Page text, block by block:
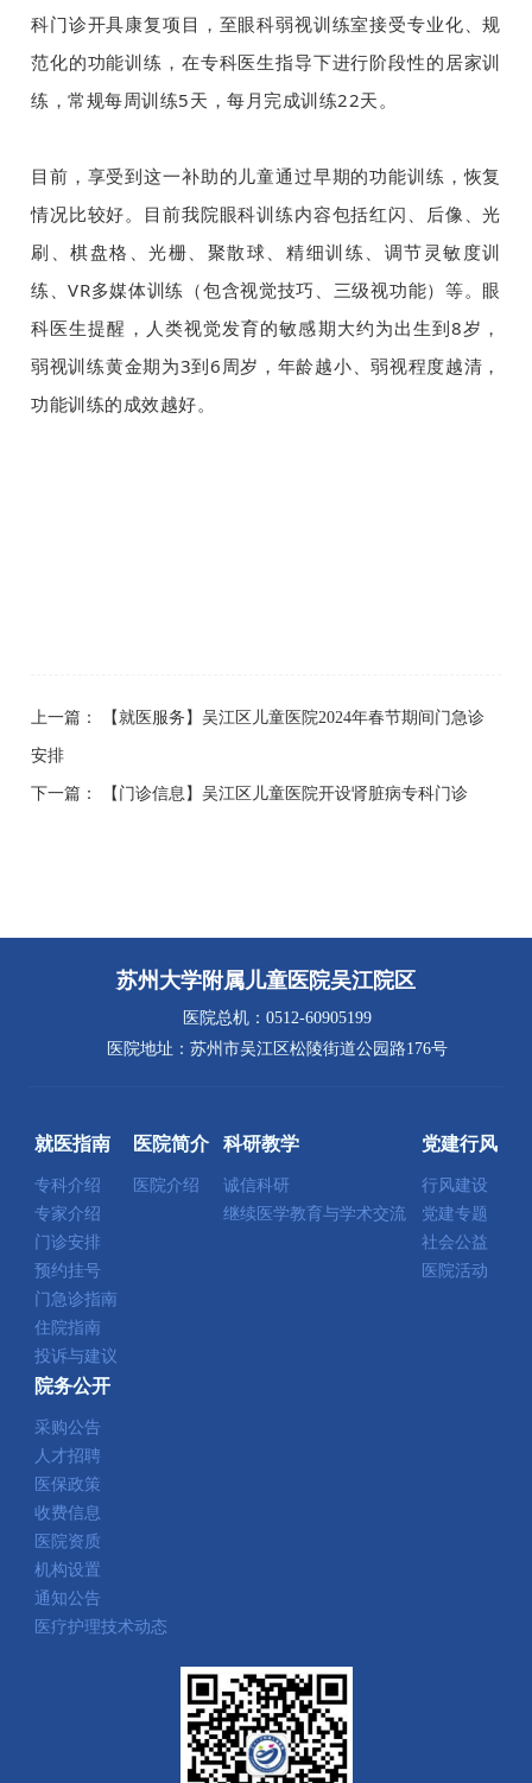
科门诊开具康复项目，至眼科弱视训练室接受专业化、规
范化的功能训练，在专科医生指导下进行阶段性的居家训
练，常规每周训练5天，每月完成训练22天。
目前，享受到这一补助的儿童通过早期的功能训练，恢复
情况比较好。目前我院眼科训练内容包括红闪、后像、光
刷、棋盘格、光栅、聚散球、精细训练、调节灵敏度训
练、VR多媒体训练（包含视觉技巧、三级视功能）等。眼
科医生提醒，人类视觉发育的敏感期大约为出生到8岁，
弱视训练黄金期为3到6周岁，年龄越小、弱视程度越清，
功能训练的成效越好。
上一篇： 【就医服务】吴江区儿童医院2024年春节期间门急诊
安排
下一篇： 【门诊信息】吴江区儿童医院开设肾脏病专科门诊
苏州大学附属儿童医院吴江院区
医院总机：0512-60905199
医院地址：苏州市吴江区松陵街道公园路176号
就医指南
专科介绍
专家介绍
门诊安排
预约挂号
门急诊指南
住院指南
投诉与建议
医院简介
医院介绍
科研教学
诚信科研
继续医学教育与学术交流
党建行风
行风建设
党建专题
社会公益
医院活动
院务公开
采购公告
人才招聘
医保政策
收费信息
医院资质
机构设置
通知公告
医疗护理技术动态